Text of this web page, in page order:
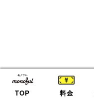
TOP 料金